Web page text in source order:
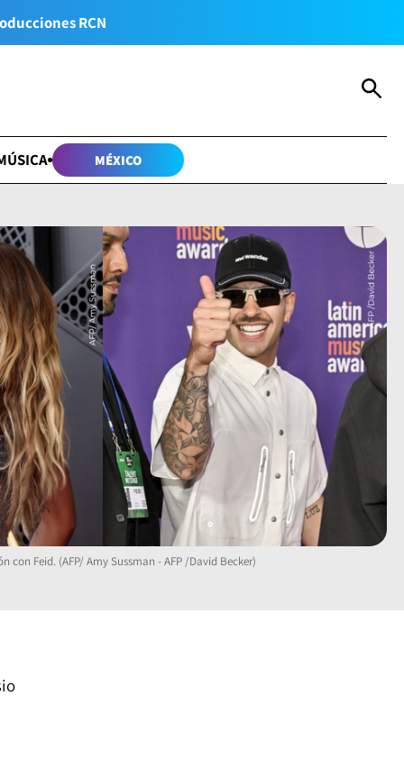
RCN
MÉXICO
con Feid. (AFP/ Amy Sussman - AFP /David Becker)